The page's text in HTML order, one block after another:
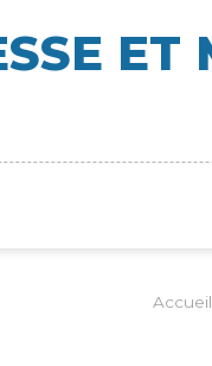
ET
Accueil